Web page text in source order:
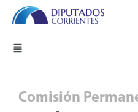
Comisión